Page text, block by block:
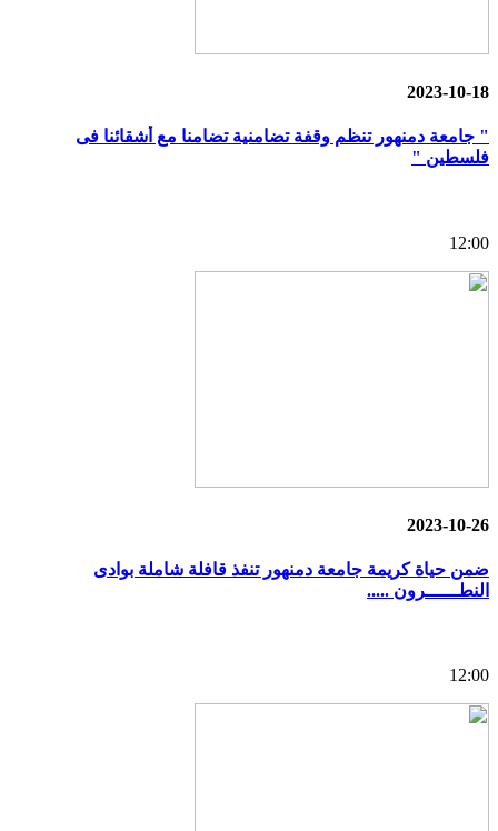
2023-10-18
" جامعة دمنهور تنظم وقفة تضامنية تضامنا مع أشقائنا فى
فلسطين "
12:00
2023-10-26
ضمن حياة كريمة جامعة دمنهور تنفذ قافلة شاملة بوادى
النطــــــرون .....
12:00